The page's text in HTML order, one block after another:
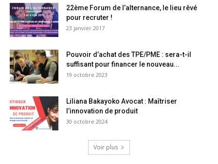
22ème Forum de l’alternance, le lieu rêvé
pour recruter !
23 janvier 2017
Pouvoir d’achat des TPE/PME : sera-t-il
suffisant pour financer le nouveau...
19 octobre 2023
Liliana Bakayoko Avocat : Maîtriser
l’innovation de produit
30 octobre 2024
Voir plus